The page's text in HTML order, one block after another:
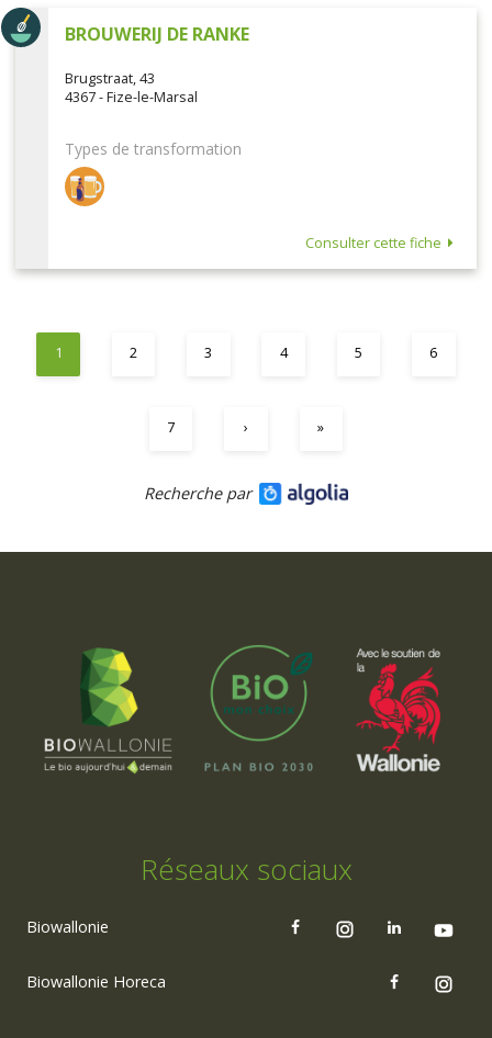
BROUWERIJ DE RANKE
Brugstraat, 43
4367 - Fize-le-Marsal
Types de transformation
Consulter cette fiche
1 2 3 4 5 6
7 › »
Recherche par
Réseaux sociaux
Biowallonie
Biowallonie Horeca